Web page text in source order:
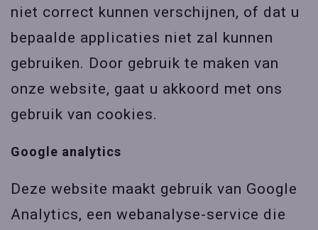
niet correct kunnen verschijnen, of dat u
bepaalde applicaties niet zal kunnen
gebruiken. Door gebruik te maken van
onze website, gaat u akkoord met ons
gebruik van cookies.
Google analytics
Deze website maakt gebruik van Google
Analytics, een webanalyse-service die